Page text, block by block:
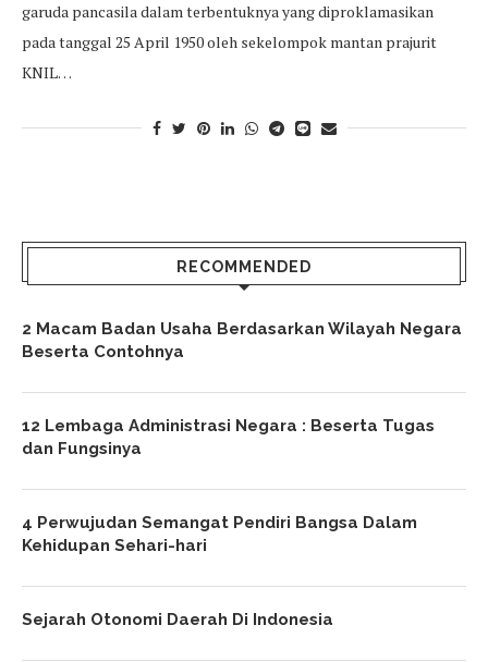
garuda pancasila dalam terbentuknya yang diproklamasikan
pada tanggal 25 April 1950 oleh sekelompok mantan prajurit
KNIL…
RECOMMENDED
2 Macam Badan Usaha Berdasarkan Wilayah Negara
Beserta Contohnya
12 Lembaga Administrasi Negara : Beserta Tugas
dan Fungsinya
4 Perwujudan Semangat Pendiri Bangsa Dalam
Kehidupan Sehari-hari
Sejarah Otonomi Daerah Di Indonesia